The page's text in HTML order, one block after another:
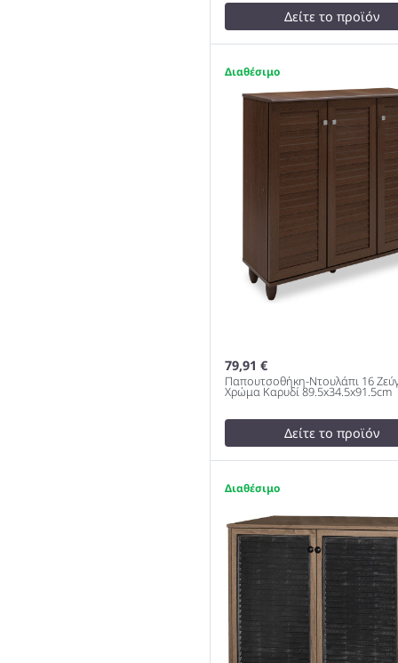
Δείτε το προϊόν
testFalse
Παπουτσοθήκη-ντουλάπι
20 ζεύγων χρώμα λευκό
80x37x123cm 983
79,91 €
Παπουτσοθήκη-Ντουλάπι 16
Χρώμα Καρυδί 89.5x34.5x91.5cm
Δείτε το προϊόν
testFalse
Παπουτσοθήκη-Ντουλάπι
Ζεύγων Χρώμα Καρυδί
89.5x34.5x91.5cm 983